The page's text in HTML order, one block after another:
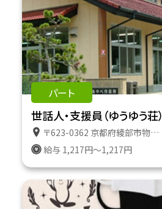
パート
世話人・支援員（ゆうゆう荘）
〒623-0362 京都府綾部市物部町岸田７ グループホーム ゆうゆう荘
給与 1,217円～1,217円